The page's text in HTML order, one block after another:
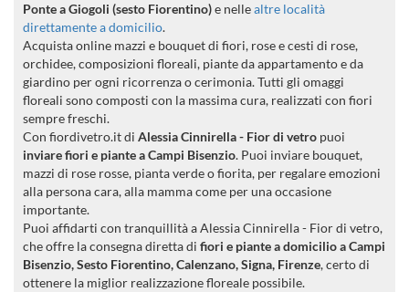
Ponte a Giogoli (sesto Fiorentino)e nellealtre località
direttamente a domicilio.
Acquista online mazzi e bouquet di fiori, rose e cesti di rose,
orchidee, composizioni floreali, piante da appartamento e da
giardino per ogni ricorrenza o cerimonia. Tutti gli omaggi
floreali sono composti con la massima cura, realizzati con fiori
sempre freschi.
Con fiordivetro.it di Alessia Cinnirella - Fior di vetro puoi
inviare fiori e piante a Campi Bisenzio. Puoi inviare bouquet,
mazzi di rose rosse, pianta verde o fiorita, per regalare emozioni
alla persona cara, alla mamma come per una occasione
importante.
Puoi affidarti con tranquillità a Alessia Cinnirella - Fior di vetro,
che offre la consegna diretta di fiori e piante a domicilio a Campi
Bisenzio, Sesto Fiorentino, Calenzano, Signa, Firenze, certo di
ottenere la miglior realizzazione floreale possibile.